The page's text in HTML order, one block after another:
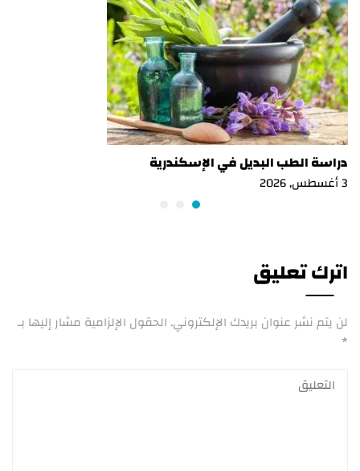
دراسة الطب البديل في الإسكندرية
3 أغسطس, 2026
اترك تعليق
لن يتم نشر عنوان بريدك الإلكتروني. الحقول الإلزامية مشار إليها بـ
*